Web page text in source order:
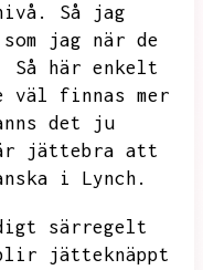
Så jag
jag när de
Så här enkelt
väl finnas mer
det ju
jättebra att
i Lynch.
särregelt
jätteknäppt